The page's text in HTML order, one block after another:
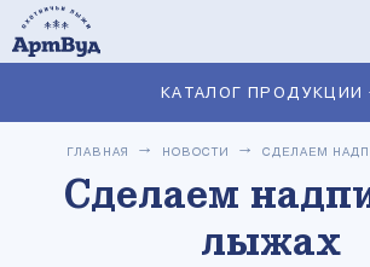
КАТАЛОГ ПРОДУКЦИИ
ГЛАВНАЯ НОВОСТИ СДЕЛАЕМ
Сделаем
лыжах